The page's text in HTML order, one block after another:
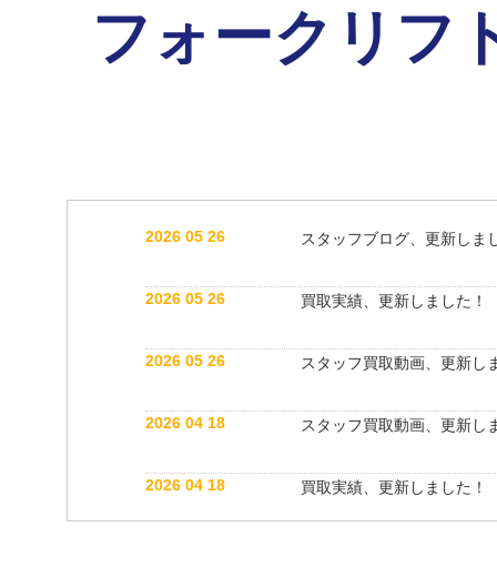
フォークリフ
2026 05 26 スタッフブログ、更新しま
2026 05 26 買取実績、更新しました！
2026 05 26 スタッフ買取動画、更新し
2026 04 18 スタッフ買取動画、更新し
2026 04 18 買取実績、更新しました！